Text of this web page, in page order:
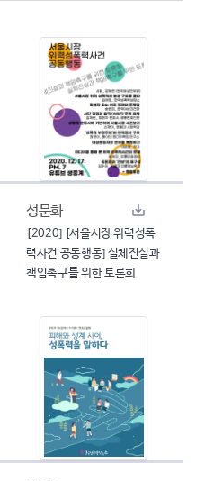
성문화
[2020] [서울시장 위력성폭
력사건 공동행동] 실체진실과
책임촉구를 위한 토론회